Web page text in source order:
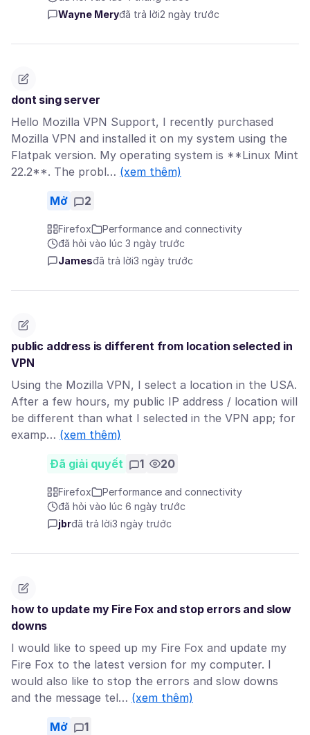
Wayne Meryđã trả lời2 ngày trước
dont sing server
Hello Mozilla VPN Support, I recently purchased
Mozilla VPN and installed it on my system using the
Flatpak version. My operating system is **Linux Mint
22.2**. The probl… (xem thêm)
Mở 2
Firefox
Performance and connectivity
đã hỏi vào lúc 3 ngày trước
Jamesđã trả lời3 ngày trước
public address is different from location selected in
VPN
Using the Mozilla VPN, I select a location in the USA.
After a few hours, my public IP address / location will
be different than what I selected in the VPN app; for
examp… (xem thêm)
Đã giải quyết 1 20
Firefox
Performance and connectivity
đã hỏi vào lúc 6 ngày trước
jbrđã trả lời3 ngày trước
how to update my Fire Fox and stop errors and slow
downs
I would like to speed up my Fire Fox and update my
Fire Fox to the latest version for my computer. I
would also like to stop the errors and slow downs
and the message tel… (xem thêm)
Mở 1